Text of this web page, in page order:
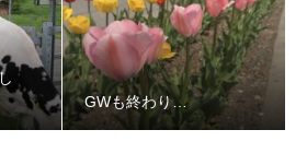
GWも終わり…